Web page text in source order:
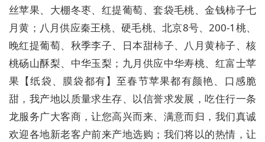
丝苹果、大棚冬枣、红提葡萄、套袋毛桃、金钱柿子七
月黄；八月供应秦王桃、硬毛桃、北京8号、200-1桃、
晚红提葡萄、秋季李子、日本甜柿子、八月黄柿子、核
桃砀山酥梨、中华玉梨；九月供应中华寿桃、红富士苹
果【纸袋、膜袋都有】至春节苹果都有颜艳、口感脆
甜，我产地以质量求生存、以信誉求发展，吃住行一条
龙服务广大客商，让您高兴而来、满意而归，我们真诚
欢迎各地新老客户前来产地选购；我们将以的热情，让